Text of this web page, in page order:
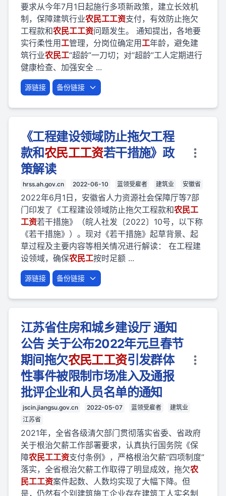
要求从今年7月1日起施行多项新政策，建立长效机
制，保障建筑行业农民工工资支付，有效防止拖欠
工程款和农民工工资问题发生。 通知提出，各地要
实行柔性用工管理，分岗位确定用工年龄，避免建
筑行业农民工“超龄”一刀切；对“超龄”工人定期进行
健康检查、加强安全 ...
源链接 备份链接
《工程建设领域防止拖欠工程
款和农民工工资若干措施》政
策解读
hrss.ah.gov.cn 2022-06-10 蓝领受雇者 建筑业 安徽省
2022年6月1日，安徽省人力资源社会保障厅等7部
门印发了《工程建设领域防止拖欠工程款和农民工
工资若干措施》（皖人社发〔2022〕10号，以下称
《若干措施》）。现对《若干措施》起草背景、起
草过程及主要内容等相关情况进行解读： 在工程建
设领域，确保农民工按时足额 ...
源链接 备份链接
江苏省住房和城乡建设厅 通知
公告 关于公布2022年元旦春节
期间拖欠农民工工资引发群体
性事件被限制市场准入及通报
批评企业和人员名单的通知
jscin.jiangsu.gov.cn 2022-05-07 蓝领受雇者
建筑业
江苏省
2021年，全省各级清欠部门贯彻落实省委、省政府
关于根治欠薪工作部署要求，认真执行国务院《保
障农民工工资支付条例》，严格根治欠薪“四项制度”
落实，全省根治欠薪工作取得了明显成效，拖欠农
民工工资案件起数、人数均实现了大幅下降。但
是，仍然有个别建筑施工企业存在建筑工人实名制